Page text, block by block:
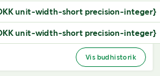
unit-width-short precision-integer}
unit-width-short precision-integer}
Vis budhistorik